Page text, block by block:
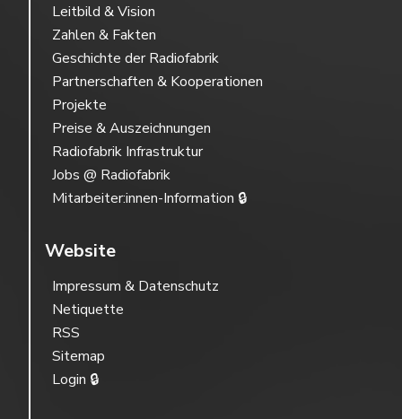
Leitbild & Vision
Zahlen & Fakten
Geschichte der Radiofabrik
Partnerschaften & Kooperationen
Projekte
Preise & Auszeichnungen
Radiofabrik Infrastruktur
Jobs @ Radiofabrik
Mitarbeiter:innen-Information 🔒
Website
Impressum & Datenschutz
Netiquette
RSS
Sitemap
Login 🔒